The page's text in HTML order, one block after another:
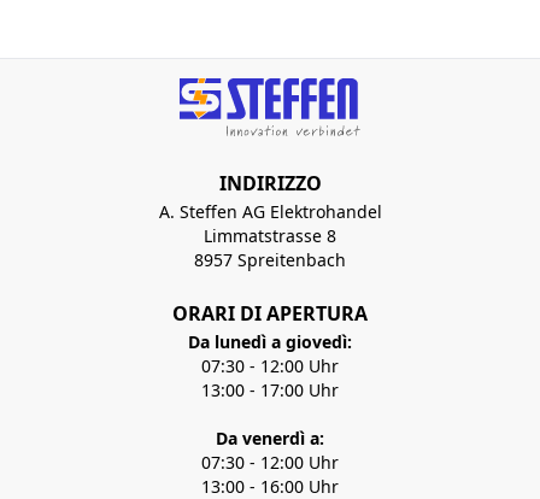
INDIRIZZO
A. Steffen AG Elektrohandel
Limmatstrasse 8
8957 Spreitenbach
ORARI DI APERTURA
Da lunedì a giovedì:
07:30 - 12:00 Uhr
13:00 - 17:00 Uhr
Da venerdì a:
07:30 - 12:00 Uhr
13:00 - 16:00 Uhr